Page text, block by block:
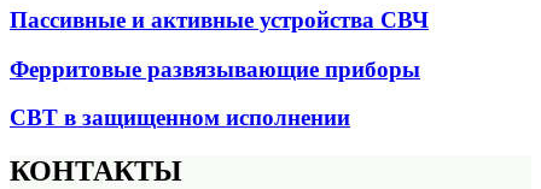
Пассивные и активные устройства СВЧ
Ферритовые развязывающие приборы
СВТ в защищенном исполнении
КОНТАКТЫ